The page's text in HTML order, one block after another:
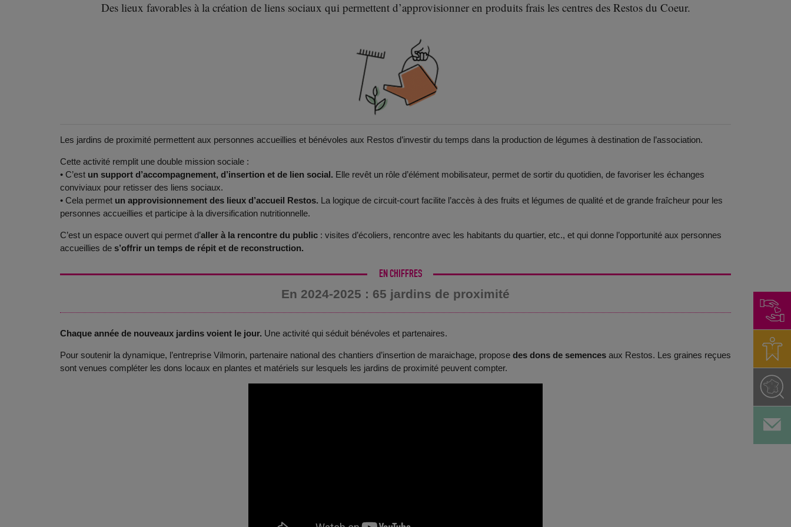
Des lieux favorables à la création de liens sociaux qui permettent d’approvisionner en produits frais les centres des Restos du Coeur.
Les jardins de proximité permettent aux personnes accueillies et bénévoles aux Restos d’investir du temps dans la production de légumes à destination de l’association.
Cette activité remplit une double mission sociale :
• C’est un support d’accompagnement, d’insertion et de lien social. Elle revêt un rôle d’élément mobilisateur, permet de sortir du quotidien, de favoriser les échanges
conviviaux pour retisser des liens sociaux.
• Cela permet un approvisionnement des lieux d’accueil Restos. La logique de circuit-court facilite l’accès à des fruits et légumes de qualité et de grande fraîcheur pour les
personnes accueillies et participe à la diversification nutritionnelle.
C’est un espace ouvert qui permet d’aller à la rencontre du public : visites d’écoliers, rencontre avec les habitants du quartier, etc., et qui donne l’opportunité aux personnes
accueillies de s’offrir un temps de répit et de reconstruction.
En 2024-2025 : 65 jardins de proximité
Chaque année de nouveaux jardins voient le jour. Une activité qui séduit bénévoles et partenaires.
Pour soutenir la dynamique, l’entreprise Vilmorin, partenaire national des chantiers d’insertion de maraichage, propose des dons de semences aux Restos. Les graines reçues
sont venues compléter les dons locaux en plantes et matériels sur lesquels les jardins de proximité peuvent compter.